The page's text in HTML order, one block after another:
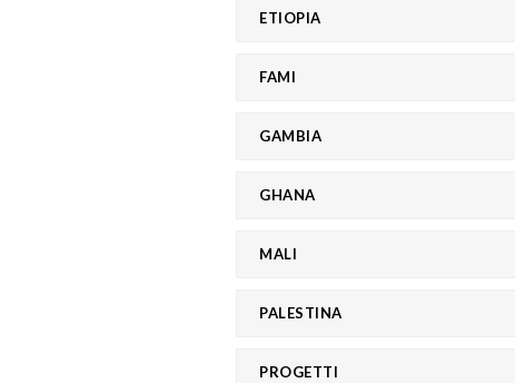
ETIOPIA
FAMI
GAMBIA
GHANA
MALI
PALESTINA
PROGETTI